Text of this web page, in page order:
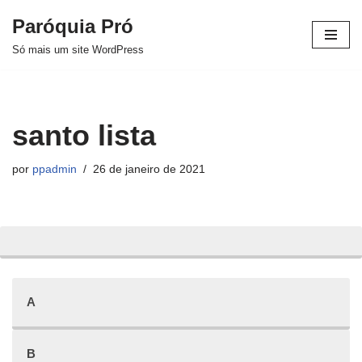
Pular
Paróquia Pró
Só mais um site WordPress
santo lista
por ppadmin 26 de janeiro de 2021
A
B